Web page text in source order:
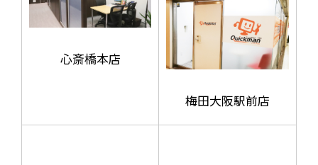
心斎橋本店
梅田大阪駅前店